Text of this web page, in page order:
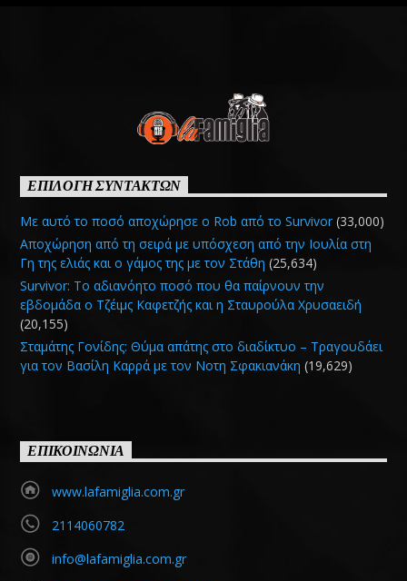
ΕΠΙΛΟΓΗ ΣΥΝΤΑΚΤΩΝ
Με αυτό το ποσό αποχώρησε ο Rob από το Survivor (33,000)
Αποχώρηση από τη σειρά με υπόσχεση από την Ιουλία στη
Γη της ελιάς και ο γάμος της με τον Στάθη (25,634)
Survivor: Το αδιανόητο ποσό που θα παίρνουν την
εβδομάδα ο Τζέιμς Καφετζής και η Σταυρούλα Χρυσαειδή
(20,155)
Σταμάτης Γονίδης: Θύμα απάτης στο διαδίκτυο – Τραγουδάει
για τον Βασίλη Καρρά με τον Νοτη Σφακιανάκη (19,629)
ΕΠΙΚΟΙΝΩΝΙΑ
www.lafamiglia.com.gr
2114060782
info@lafamiglia.com.gr